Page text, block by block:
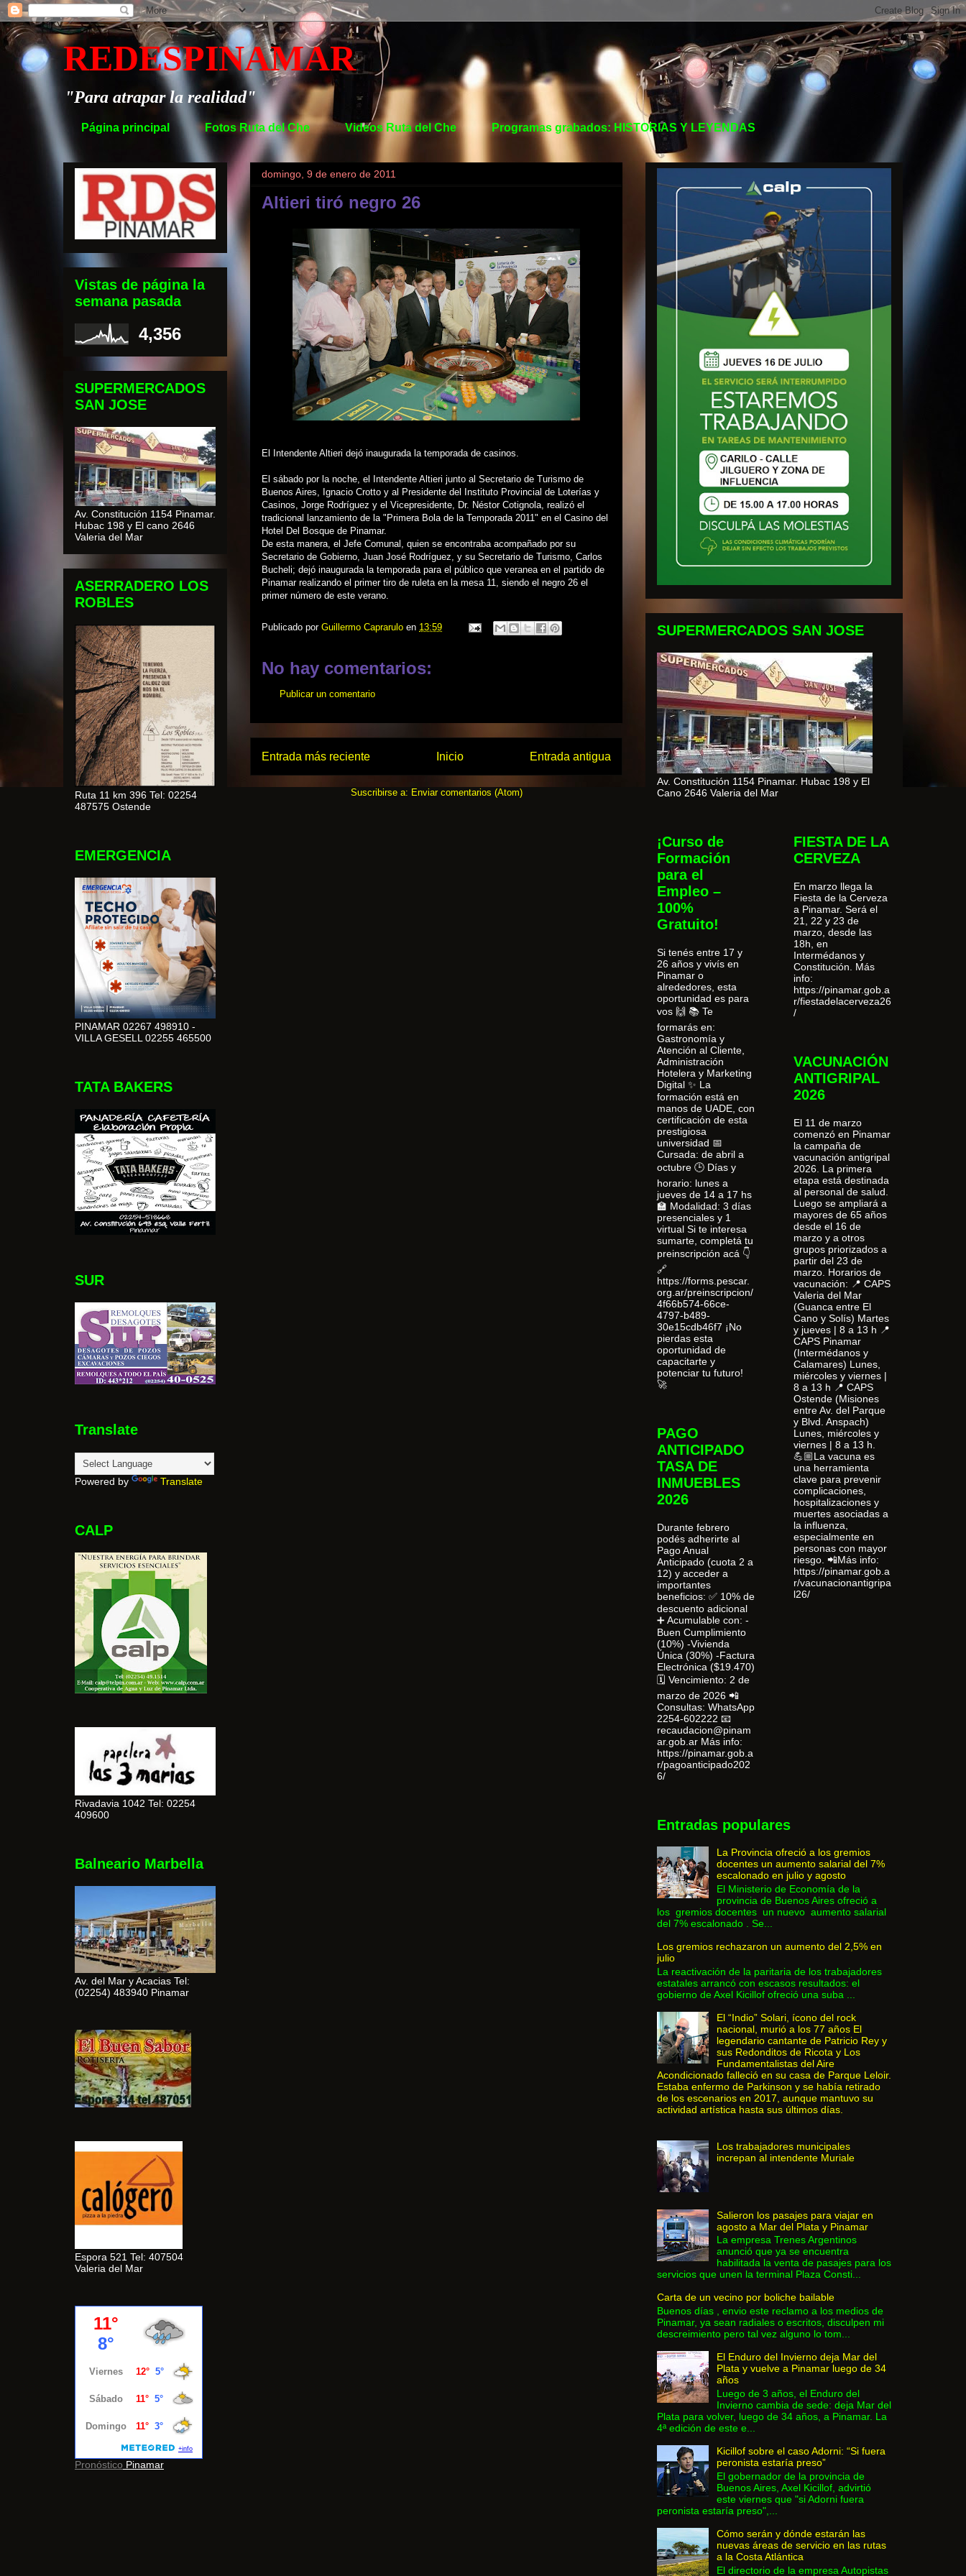
REDESPINAMAR
"Para atrapar la realidad"
Página principal Fotos Ruta del Che Videos Ruta del Che Programas grabados: HISTORIAS Y LEYENDAS
domingo, 9 de enero de 2011
Altieri tiró negro 26
El Intendente Altieri dejó inaugurada la temporada de casinos.
El sábado por la noche, el Intendente Altieri junto al Secretario de Turismo de
Buenos Aires, Ignacio Crotto y al Presidente del Instituto Provincial de Loterías y
Casinos, Jorge Rodríguez y el Vicepresidente, Dr. Néstor Cotignola, realizó el
tradicional lanzamiento de la "Primera Bola de la Temporada 2011" en el Casino del
Hotel Del Bosque de Pinamar.
De esta manera, el Jefe Comunal, quien se encontraba acompañado por su
Secretario de Gobierno, Juan José Rodríguez, y su Secretario de Turismo, Carlos
Bucheli; dejó inaugurada la temporada para el público que veranea en el partido de
Pinamar realizando el primer tiro de ruleta en la mesa 11, siendo el negro 26 el
primer número de este verano.
Publicado por Guillermo Caprarulo en 13:59
No hay comentarios:
Publicar un comentario
Entrada más reciente Entrada antigua
Inicio
Suscribirse a: Enviar comentarios (Atom)
Vistas de página la
semana pasada
4,356
SUPERMERCADOS
SAN JOSE
Av. Constitución 1154 Pinamar.
Hubac 198 y El cano 2646
Valeria del Mar
ASERRADERO LOS
ROBLES
Ruta 11 km 396 Tel: 02254
487575 Ostende
EMERGENCIA
PINAMAR 02267 498910 -
VILLA GESELL 02255 465500
TATA BAKERS
SUR
Translate
Powered by Translate
CALP
Rivadavia 1042 Tel: 02254
409600
Balneario Marbella
Av. del Mar y Acacias Tel:
(02254) 483940 Pinamar
Espora 521 Tel: 407504
Valeria del Mar
Pronóstico Pinamar
SUPERMERCADOS SAN JOSE
Av. Constitución 1154 Pinamar. Hubac 198 y El
Cano 2646 Valeria del Mar
¡Curso de
Formación
para el
Empleo –
100%
Gratuito!
Si tenés entre 17 y
26 años y vivís en
Pinamar o
alrededores, esta
oportunidad es para
vos 🙌 📚 Te
formarás en:
Gastronomía y
Atención al Cliente,
Administración
Hotelera y Marketing
Digital ✨ La
formación está en
manos de UADE, con
certificación de esta
prestigiosa
universidad 📅
Cursada: de abril a
octubre 🕒 Días y
horario: lunes a
jueves de 14 a 17 hs
🏫 Modalidad: 3 días
presenciales y 1
virtual Si te interesa
sumarte, completá tu
preinscripción acá 👇
🔗
https://forms.pescar.
org.ar/preinscripcion/
4f66b574-66ce-
4797-b489-
30e15cdb46f7 ¡No
pierdas esta
oportunidad de
capacitarte y
potenciar tu futuro!
🚀
PAGO
ANTICIPADO
TASA DE
INMUEBLES
2026
Durante febrero
podés adherirte al
Pago Anual
Anticipado (cuota 2 a
12) y acceder a
importantes
beneficios: ✅ 10% de
descuento adicional
➕ Acumulable con: -
Buen Cumplimiento
(10%) -Vivienda
Única (30%) -Factura
Electrónica ($19.470)
🗓 Vencimiento: 2 de
marzo de 2026 📲
Consultas: WhatsApp
2254-602222 📧
recaudacion@pinam
ar.gob.ar Más info:
https://pinamar.gob.a
r/pagoanticipado202
6/
FIESTA DE LA
CERVEZA
En marzo llega la
Fiesta de la Cerveza
a Pinamar. Será el
21, 22 y 23 de
marzo, desde las
18h, en
Intermédanos y
Constitución. Más
info:
https://pinamar.gob.a
r/fiestadelacerveza26
/
VACUNACIÓN
ANTIGRIPAL
2026
El 11 de marzo
comenzó en Pinamar
la campaña de
vacunación antigripal
2026. La primera
etapa está destinada
al personal de salud.
Luego se ampliará a
mayores de 65 años
desde el 16 de
marzo y a otros
grupos priorizados a
partir del 23 de
marzo. Horarios de
vacunación: 📍 CAPS
Valeria del Mar
(Guanca entre El
Cano y Solís) Martes
y jueves | 8 a 13 h 📍
CAPS Pinamar
(Intermédanos y
Calamares) Lunes,
miércoles y viernes |
8 a 13 h 📍 CAPS
Ostende (Misiones
entre Av. del Parque
y Blvd. Anspach)
Lunes, miércoles y
viernes | 8 a 13 h.
💪🏼La vacuna es
una herramienta
clave para prevenir
complicaciones,
hospitalizaciones y
muertes asociadas a
la influenza,
especialmente en
personas con mayor
riesgo. 📲Más info:
https://pinamar.gob.a
r/vacunacionantigripa
l26/
Entradas populares
La Provincia ofreció a los gremios
docentes un aumento salarial del 7%
escalonado en julio y agosto
El Ministerio de Economía de la
provincia de Buenos Aires ofreció a
los gremios docentes un nuevo aumento salarial
del 7% escalonado . Se...
Los gremios rechazaron un aumento del 2,5% en
julio
La reactivación de la paritaria de los trabajadores
estatales arrancó con escasos resultados: el
gobierno de Axel Kicillof ofreció una suba ...
El “Indio” Solari, ícono del rock
nacional, murió a los 77 años El
legendario cantante de Patricio Rey y
sus Redonditos de Ricota y Los
Fundamentalistas del Aire
Acondicionado falleció en su casa de Parque Leloir.
Estaba enfermo de Parkinson y se había retirado
de los escenarios en 2017, aunque mantuvo su
actividad artística hasta sus últimos días.
Los trabajadores municipales
increpan al intendente Muriale
Salieron los pasajes para viajar en
agosto a Mar del Plata y Pinamar
La empresa Trenes Argentinos
anunció que ya se encuentra
habilitada la venta de pasajes para los
servicios que unen la terminal Plaza Consti...
Carta de un vecino por boliche bailable
Buenos días , envio este reclamo a los medios de
Pinamar, ya sean radiales o escritos, disculpen mi
descreimiento pero tal vez alguno lo tom...
El Enduro del Invierno deja Mar del
Plata y vuelve a Pinamar luego de 34
años
Luego de 3 años, el Enduro del
Invierno cambia de sede: deja Mar del
Plata para volver, luego de 34 años, a Pinamar. La
4ª edición de este e...
Kicillof sobre el caso Adorni: “Si fuera
peronista estaría preso”
El gobernador de la provincia de
Buenos Aires, Axel Kicillof, advirtió
este viernes que "si Adorni fuera
peronista estaría preso",...
Cómo serán y dónde estarán las
nuevas áreas de servicio en las rutas
a la Costa Atlántica
El directorio de la empresa Autopistas